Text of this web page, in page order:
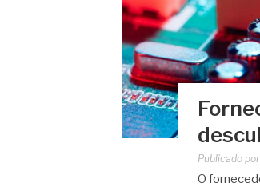
Publicado por
O